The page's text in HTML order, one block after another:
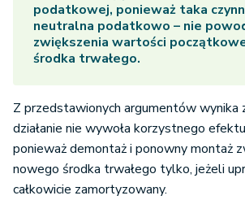
podatkowej, ponieważ taka
neutralna podatkowo – nie
zwiększenia wartości
środka trwałego.
Z przedstawionych argumentów wynika
działanie nie wywoła korzystnego
ponieważ demontaż i ponowny montaż
nowego środka trwałego tylko, jeżeli
całkowicie zamortyzowany.